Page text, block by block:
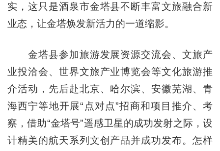
实，这只是酒泉市金塔县不断丰富文旅融合新
业态，让金塔焕发新活力的一道缩影。
金塔县参加旅游发展资源交流会、文旅产
业投洽会、世界文旅产业博览会等文化旅游推
介活动，先后赴北京、哈尔滨、安徽芜湖、青
海西宁等地开展“点对点”招商和项目推介、考
察，借助“金塔号”遥感卫星的成功发射之际，设
计精美的航天系列文创产品并成功发布。怎样